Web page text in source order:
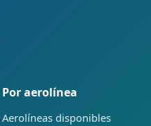
Por aerolínea
Aerolíneas disponibles